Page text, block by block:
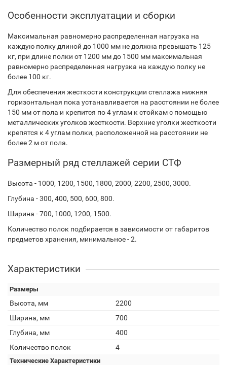
Особенности эксплуатации и сборки
Максимальная равномерно распределенная нагрузка на
каждую полку длиной до 1000 мм не должна превышать 125
кг, при длине полки от 1200 мм до 1500 мм максимальная
равномерно распределенная нагрузка на каждую полку не
более 100 кг.
Для обеспечения жесткости конструкции стеллажа нижняя
горизонтальная пока устанавливается на расстоянии не более
150 мм от пола и крепится по 4 углам к стойкам с помощью
металлических уголков жесткости. Верхние уголки жесткости
крепятся к 4 углам полки, расположенной на расстоянии не
более 2 м от пола.
Размерный ряд стеллажей серии СТФ
Высота - 1000, 1200, 1500, 1800, 2000, 2200, 2500, 3000.
Глубина - 300, 400, 500, 600, 800.
Ширина - 700, 1000, 1200, 1500.
Количество полок подбирается в зависимости от габаритов
предметов хранения, минимальное - 2.
Характеристики
Размеры
Высота, мм
2200
Ширина, мм
700
Глубина, мм
400
Количество полок
4
Технические Характеристики